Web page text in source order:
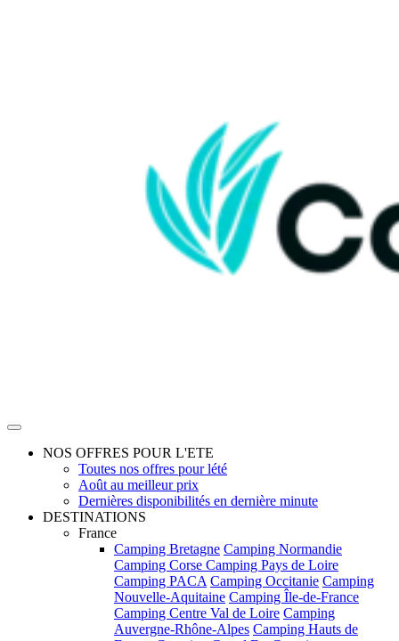
NOS OFFRES POUR L'ETE
Toutes nos offres pour lété
Août au meilleur prix
Dernières disponibilités en dernière minute
DESTINATIONS
France
Camping Bretagne Camping Normandie
Camping Corse Camping Pays de Loire
Camping PACA Camping Occitanie Camping
Nouvelle-Aquitaine Camping Île-de-France
Camping Centre Val de Loire Camping
Auvergne-Rhône-Alpes Camping Hauts de